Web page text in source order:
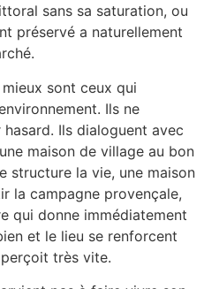
sans sa saturation, ou
préservé a naturellement
sont ceux qui
Ils ne
Ils dialoguent avec
maison de village au bon
structure la vie, une maison
la campagne provençale,
qui donne immédiatement
et le lieu se renforcent
très vite.